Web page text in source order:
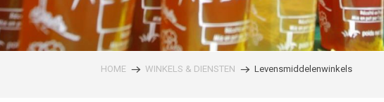
HOME WINKELS & DIENSTEN Levensmiddelenwinkels